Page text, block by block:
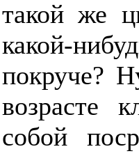
такой же
какой-
покруче?
возрасте
собой